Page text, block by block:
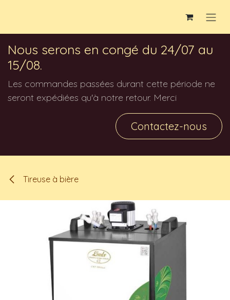
Nous serons en congé du 24/07 au
15/08.
Les commandes passées durant cette période ne
seront expédiées qu'à notre retour. Merci
Contactez-nous
Tireuse à bière